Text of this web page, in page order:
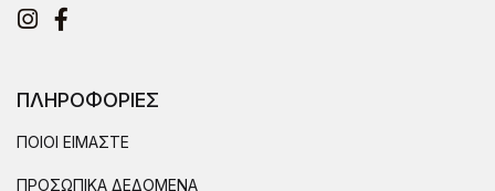
Instagram
Facebook
ΠΛΗΡΟΦΟΡΙΕΣ
ΠΟΙΟΙ ΕΙΜΑΣΤΕ
ΠΡΟΣΩΠΙΚΑ ΔΕΔΟΜΕΝΑ